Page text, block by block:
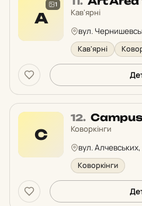
A
1
11
Кав'ярні
вул.
Кав'ярні
C
12. Місце
12
Коворкінги
вул.
Коворкінги